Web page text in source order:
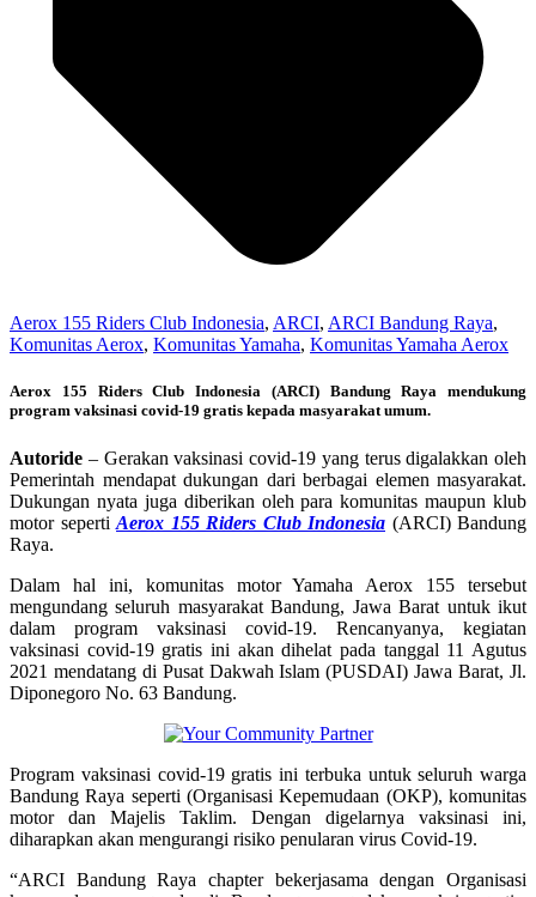
Aerox 155 Riders Club Indonesia, ARCI, ARCI Bandung Raya,
Komunitas Aerox, Komunitas Yamaha, Komunitas Yamaha Aerox
Aerox 155 Riders Club Indonesia (ARCI) Bandung Raya mendukung
program vaksinasi covid-19 gratis kepada masyarakat umum.
Autoride – Gerakan vaksinasi covid-19 yang terus digalakkan oleh
Pemerintah mendapat dukungan dari berbagai elemen masyarakat.
Dukungan nyata juga diberikan oleh para komunitas maupun klub
motor seperti Aerox 155 Riders Club Indonesia (ARCI) Bandung
Raya.
Dalam hal ini, komunitas motor Yamaha Aerox 155 tersebut
mengundang seluruh masyarakat Bandung, Jawa Barat untuk ikut
dalam program vaksinasi covid-19. Rencanyanya, kegiatan
vaksinasi covid-19 gratis ini akan dihelat pada tanggal 11 Agutus
2021 mendatang di Pusat Dakwah Islam (PUSDAI) Jawa Barat, Jl.
Diponegoro No. 63 Bandung.
Program vaksinasi covid-19 gratis ini terbuka untuk seluruh warga
Bandung Raya seperti (Organisasi Kepemudaan (OKP), komunitas
motor dan Majelis Taklim. Dengan digelarnya vaksinasi ini,
diharapkan akan mengurangi risiko penularan virus Covid-19.
“ARCI Bandung Raya chapter bekerjasama dengan Organisasi